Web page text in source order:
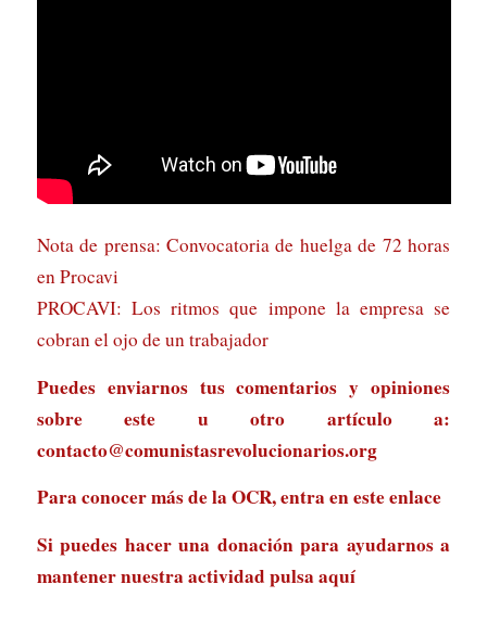
Nota de prensa: Convocatoria de huelga de 72 horas
en Procavi
PROCAVI: Los ritmos que impone la empresa se
cobran el ojo de un trabajador
Puedes enviarnos tus comentarios y opiniones
sobre este u otro artículo a:
contacto@comunistasrevolucionarios.org
Para conocer más de la OCR, entra eneste enlace
Si puedes hacer una donación para ayudarnos a
mantener nuestra actividad pulsa aquí